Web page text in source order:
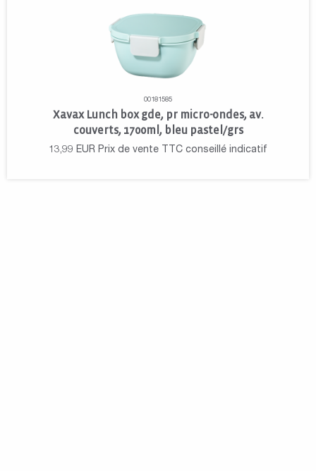
00181585
Xavax Lunch box gde, pr micro-ondes, av.
couverts, 1700ml, bleu pastel/grs
13,99 EUR Prix de vente TTC conseillé indicatif